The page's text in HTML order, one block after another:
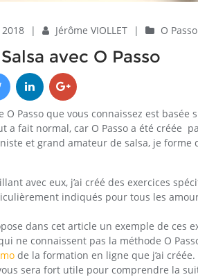
| Jérôme VIOLLET | O Passo
avec O Passo
O Passo que vous connaissez est
a fait normal, car O Passo a été créée
et grand amateur de salsa, je forme
avec eux, j’ai créé des exercices
indiqués pour tous les
dans cet article un exemple de ces
ne connaissent pas la méthode O
de la formation en ligne que j’ai
sera fort utile pour comprendre la